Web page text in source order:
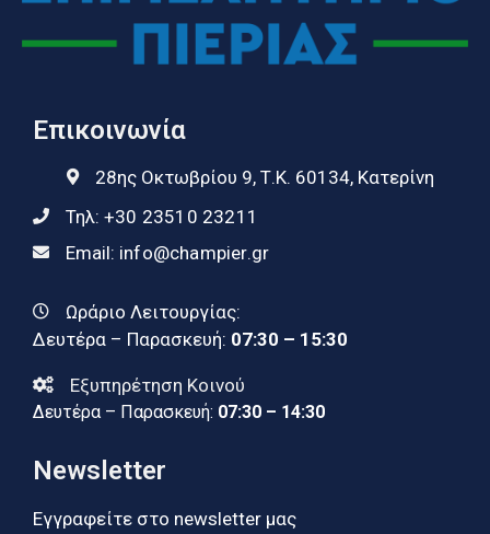
Επικοινωνία
28ης Οκτωβρίου 9, Τ.Κ. 60134, Κατερίνη
Τηλ: +30 23510 23211
Email: info@champier.gr
Ωράριο Λειτουργίας:
Δευτέρα – Παρασκευή: 07:30 – 15:30
Εξυπηρέτηση Κοινού
Δευτέρα – Παρασκευή: 07:30 – 14:30
Newsletter
Εγγραφείτε στο newsletter μας